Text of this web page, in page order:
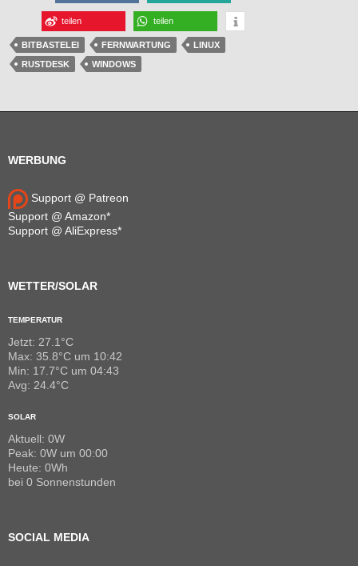
teilen teilen
BITBASTELEI FERNWARTUNG
LINUX
RUSTDESK
WINDOWS
WERBUNG
Support @ Patreon
Support @ Amazon*
Support @ AliExpress*
WETTER/SOLAR
TEMPERATUR
Jetzt: 27.1°C
Max: 35.8°C um 10:42
Min: 17.7°C um 04:43
Avg: 24.4°C
SOLAR
Aktuell: 0W
Peak: 0W um 00:00
Heute: 0Wh
bei 0 Sonnenstunden
SOCIAL MEDIA